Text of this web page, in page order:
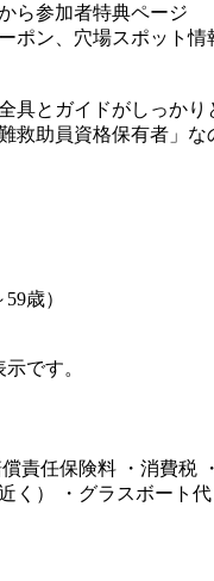
ら参加者特典ページ
ポン、穴場スポット情
具とガイドがしっかり
救助員資格保有者」
歳）
です。
償責任保険料 ・消費
く） ・グラスボート